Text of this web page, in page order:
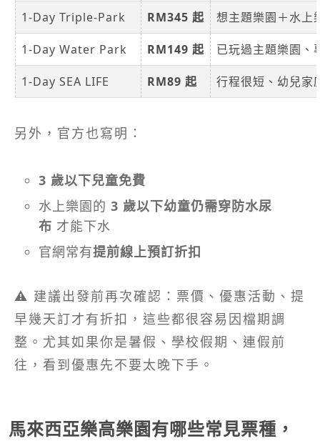
1-Day Triple-Park RM345 起 想主題樂園＋水上
1-Day Water Park RM149 起 已玩過主題樂園、
1-Day SEA LIFE RM89 起 行程很短、幼兒家
另外，官方也寫明：
3 歲以下兒童免費
水上樂園的 3 歲以下幼童仍需穿防水尿
布 才能下水
官網常有提前線上預訂折扣
⚠️ 建議出發前再次確認：票價、優惠活動、提
早幾天訂才有折扣，這些都很容易因檔期調
整。尤其如果你是暑假、學校假期、連假前
往，看到優惠先不要太晚下手。
馬來西亞樂高樂園有哪些常見票種，